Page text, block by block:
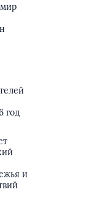
год
и